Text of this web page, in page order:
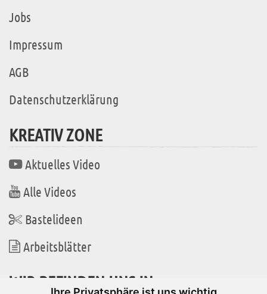
Jobs
Impressum
AGB
Datenschutzerklärung
KREATIV ZONE
Aktuelles Video
Alle Videos
Bastelideen
Arbeitsblätter
WIR BEFINDEN UNS IN